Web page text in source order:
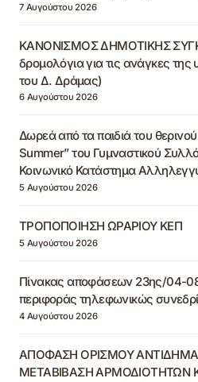
7 Αυγούστου 2026
ΚΑΝΟΝΙΣΜΟΣ ΔΗΜΟΤΙΚΗΣ
δρομολόγια για τις ανάγκες της
του Δ. Δράμας)
6 Αυγούστου 2026
Δωρεά από τα παιδιά του
Summer” του Γυμναστικού
Κοινωνικό Κατάστημα
5 Αυγούστου 2026
ΤΡΟΠΟΠΟΙΗΣΗ ΩΡΑΡΙΟΥ ΚΕΠ
5 Αυγούστου 2026
Πίνακας αποφάσεων 23ης/04-
περιφοράς τηλεφωνικώς
4 Αυγούστου 2026
ΑΠΟΦΑΣΗ ΟΡΙΣΜΟΥ
ΜΕΤΑΒΙΒΑΣΗ ΑΡΜΟΔΙΟΤΗΤΩΝ